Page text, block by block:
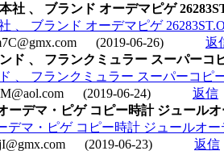
社 、 ブランド オーデマピゲ
、 ブランド オーデマピゲ
(2019-06-26)
返
ド 、 フランクミュラー スーパー
、 フランクミュラー スーパーコピ
(2019-06-24)
返信
ーデマ・ピゲ コピー時計 ジュール
デマ・ピゲ コピー時計 ジュールオ
(2019-06-23)
返信